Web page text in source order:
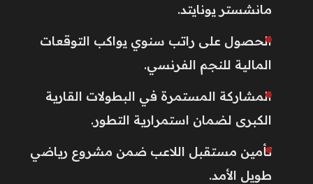
مانشستر يونايتد.
الحصول على راتب سنوي يواكب التوقعات
المالية للنجم الفرنسي.
المشاركة المستمرة في البطولات القارية
الكبرى لضمان استمرارية التطور.
تأمين مستقبل اللاعب ضمن مشروع رياضي
طويل الأمد.